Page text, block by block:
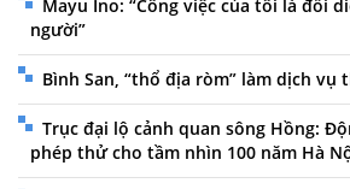
Mayu Ino: “Công việc của tôi là đối
người”
Bình San, “thổ địa ròm” làm dịch vụ
Trục đại lộ cảnh quan sông Hồng:
phép thử cho tầm nhìn 100 năm Hà